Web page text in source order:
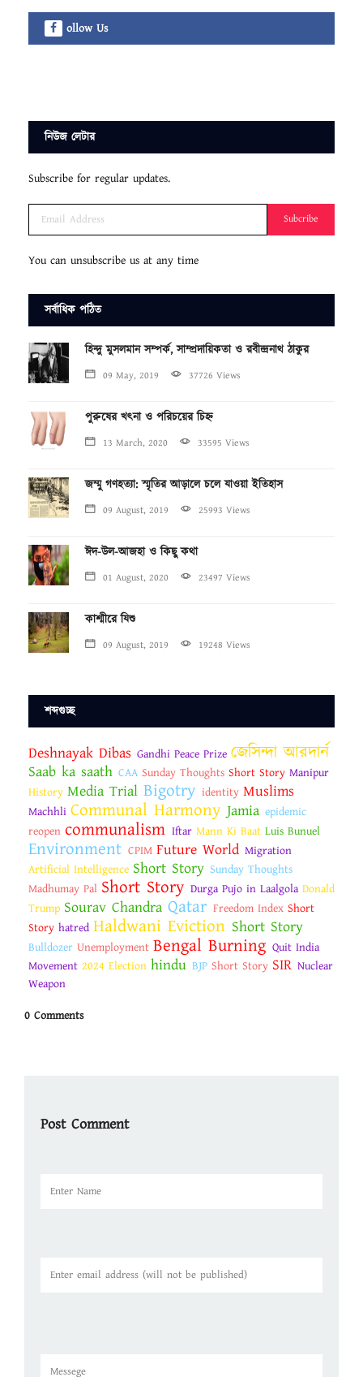
ollow Us
নিউজ লেটার
Subscribe for regular updates.
Subcribe
You can unsubscribe us at any time
সর্বাধিক পঠিত
হিন্দু মুসলমান সম্পর্ক, সাম্প্রদায়িকতা ও রবীন্দ্রনাথ ঠাকুর
09 May, 2019 37726 Views
পুরুষের খৎনা ও পরিচয়ের চিহ্ন
13 March, 2020 33595 Views
জম্মু গণহত্যা: স্মৃতির আড়ালে চলে যাওয়া ইতিহাস
09 August, 2019 25993 Views
ঈদ-উল-আজহা ও কিছু কথা
01 August, 2020 23497 Views
কাশ্মীরে যিশু
09 August, 2019 19248 Views
শব্দগুচ্ছ
Deshnayak Dibas Gandhi Peace Prize জেসিন্দা আরদার্ন
Saab ka saath CAA Sunday Thoughts Short Story Manipur
History Media Trial Bigotry identity Muslims
Machhli Communal Harmony Jamia epidemic
reopen communalism Iftar Mann Ki Baat Luis Bunuel
Environment CPIM Future World Migration
Artificial Intelligence Short Story Sunday Thoughts
Madhumay Pal Short Story Durga Pujo in Laalgola Donald
Trump Sourav Chandra Qatar Freedom Index Short
Story hatred Haldwani Eviction Short Story
Bulldozer Unemployment Bengal Burning Quit India
Movement 2024 Election hindu BJP Short Story SIR Nuclear
Weapon
0 Comments
Post Comment